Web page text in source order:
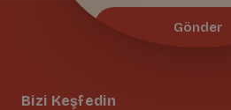
Bizi Keşfedin
Gönder